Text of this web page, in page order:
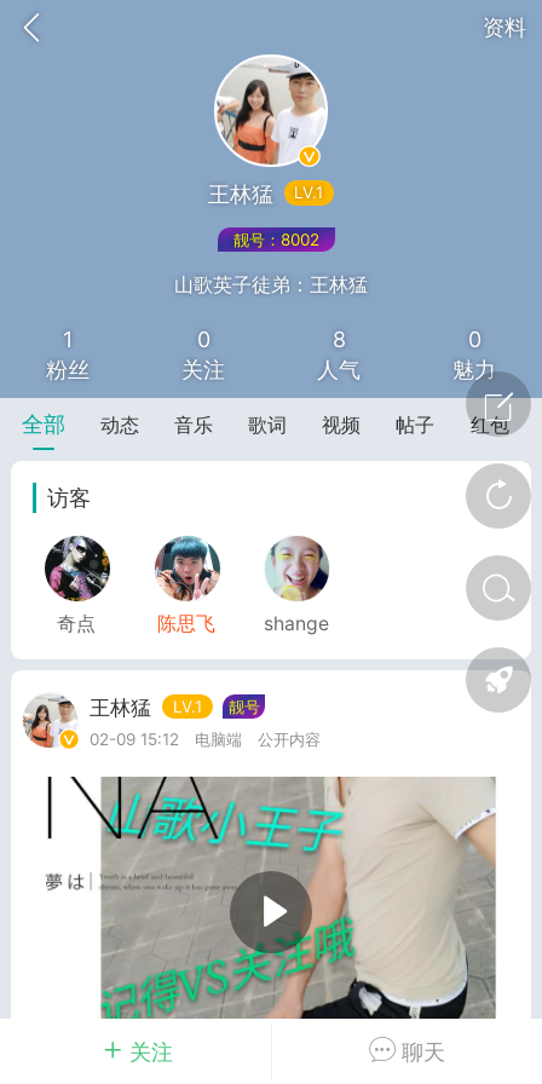
资料
《青春如火爱一场》 山锅网
排行榜 开通会员 充值山币
网 LV.1 VIP2年费 靓号
07-14 11:50
电脑端 公开内容
网，山歌就是有点多！
网号，学习山歌文化！
号:ktsg123
11.15w
弘扬山歌靠你们》
关注 聊天
王林猛 LV.1
靓号：8002
山歌英子徒弟：王林猛
1
粉丝
0
关注
8
人气
0
魅力
全部 动态 音乐 歌词 视频 帖子 红包
访客
奇点 陈思飞 shange
王林猛 LV.1
靓号
02-09 15:12
电脑端 公开内容